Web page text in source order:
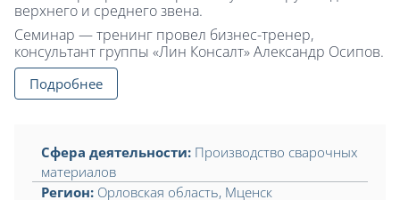
верхнего и среднего звена.
Семинар — тренинг провел бизнес-тренер,
консультант группы «Лин Консалт» Александр Осипов.
Подробнее
Сфера деятельности: Производство сварочных
материалов
Регион: Орловская область, Мценск